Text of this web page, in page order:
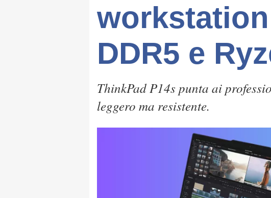
DDR5 e
ThinkPad P14s punta ai
leggero ma resistente.